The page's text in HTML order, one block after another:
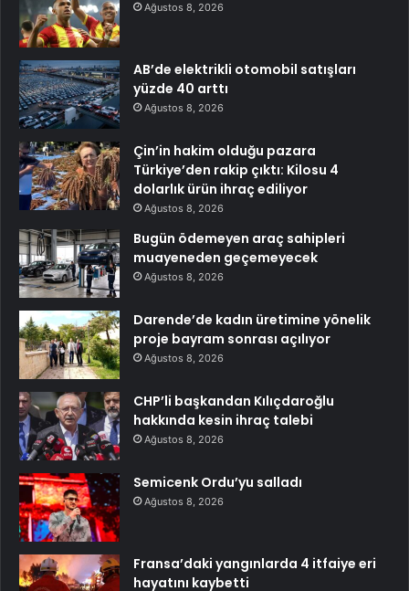
Ağustos 8, 2026
AB’de elektrikli otomobil satışları
yüzde 40 arttı
Ağustos 8, 2026
Çin’in hakim olduğu pazara
Türkiye’den rakip çıktı: Kilosu 4
dolarlık ürün ihraç ediliyor
Ağustos 8, 2026
Bugün ödemeyen araç sahipleri
muayeneden geçemeyecek
Ağustos 8, 2026
Darende’de kadın üretimine yönelik
proje bayram sonrası açılıyor
Ağustos 8, 2026
CHP’li başkandan Kılıçdaroğlu
hakkında kesin ihraç talebi
Ağustos 8, 2026
Semicenk Ordu’yu salladı
Ağustos 8, 2026
Fransa’daki yangınlarda 4 itfaiye eri
hayatını kaybetti